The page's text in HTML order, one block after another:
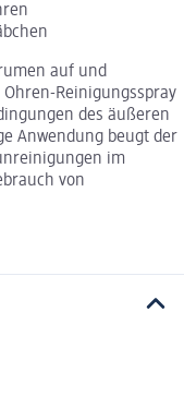
auf und
Reinigungsspray
des äußeren
Anwendung beugt der
im
von